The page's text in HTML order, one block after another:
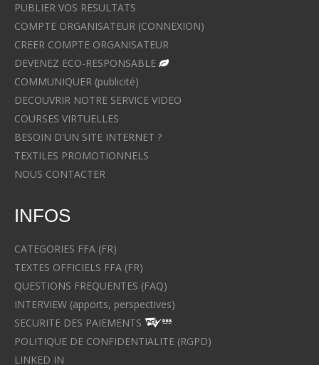
PUBLIER VOS RESULTATS
COMPTE ORGANISATEUR (CONNEXION)
CREER COMPTE ORGANISATEUR
DEVENEZ ECO-RESPONSABLE
COMMUNIQUER (publicité)
DECOUVRIR NOTRE SERVICE VIDEO
COURSES VIRTUELLES
BESOIN D'UN SITE INTERNET ?
TEXTILES PROMOTIONNELS
NOUS CONTACTER
INFOS
CATEGORIES FFA (FR)
TEXTES OFFICIELS FFA (FR)
QUESTIONS FREQUENTES (FAQ)
INTERVIEW (apports, perspectives)
SECURITE DES PAIEMENTS
POLITIQUE DE CONFIDENTIALITE (RGPD)
LINKED IN